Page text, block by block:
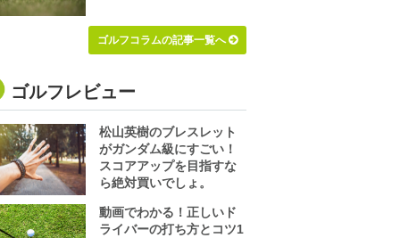
ゴルフコラムの記事一覧へ
ゴルフレビュー
松山英樹のブレスレット
がガンダム級にすごい！
スコアアップを目指すな
ら絶対買いでしょ。
動画でわかる！正しいド
ライバーの打ち方とコツ1